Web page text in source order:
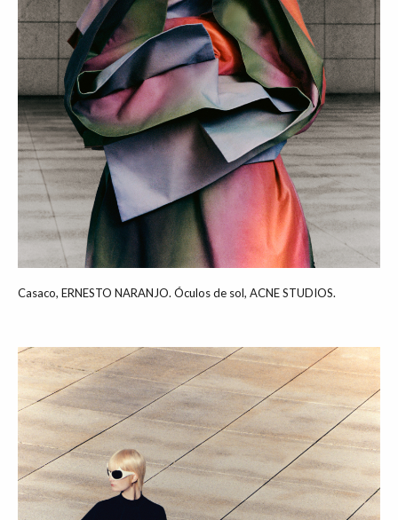
Casaco, ERNESTO NARANJO. Óculos de sol, ACNE STUDIOS.